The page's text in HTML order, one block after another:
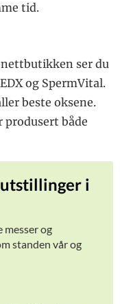
tid.
nettbutikken ser du
og SpermVital.
beste oksene.
produsert både
utstillinger i
messer og
standen vår og